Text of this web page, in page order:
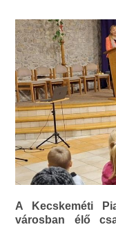
A Kecskeméti
városban élő